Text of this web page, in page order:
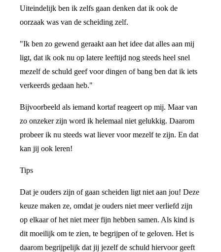
Uiteindelijk ben ik zelfs gaan denken dat ik ook de
oorzaak was van de scheiding zelf.
"Ik ben zo gewend geraakt aan het idee dat alles aan mij
ligt, dat ik ook nu op latere leeftijd nog steeds heel snel
mezelf de schuld geef voor dingen of bang ben dat ik iets
verkeerds gedaan heb."
Bijvoorbeeld als iemand kortaf reageert op mij. Maar van
zo onzeker zijn word ik helemaal niet gelukkig. Daarom
probeer ik nu steeds wat liever voor mezelf te zijn. En dat
kan jij ook leren!
Tips
Dat je ouders zijn of gaan scheiden ligt niet aan jou! Deze
keuze maken ze, omdat je ouders niet meer verliefd zijn
op elkaar of het niet meer fijn hebben samen. Als kind is
dit moeilijk om te zien, te begrijpen of te geloven. Het is
daarom begrijpelijk dat jij jezelf de schuld hiervoor geeft